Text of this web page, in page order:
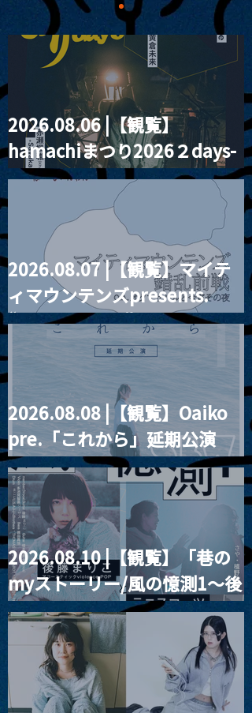
MoonRomantic
Channel1周年記念Live
2026.08.06 |【観覧】
hamachiまつり2026２days-
月見ル君想フ編②
2026.08.07 |【観覧】マイテ
ィマウンテンズpresents.
“HALL-IN-ONE”
2026.08.08 |【観覧】Oaiko
pre.「これから」延期公演
Blurred City Lights × 17歳
とベルリンの壁
2026.08.10 |【観覧】「巷の
myストーリー/風の憶測1～後
藤まりこアコースティック
violence POPとテニスコー
ツ」